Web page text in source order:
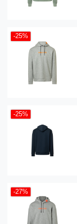
-25%
-25%
-27%